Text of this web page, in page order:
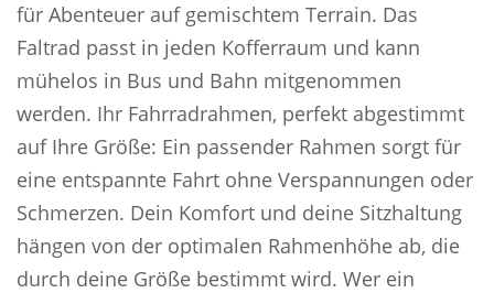
für Abenteuer auf gemischtem Terrain. Das
Faltrad passt in jeden Kofferraum und kann
mühelos in Bus und Bahn mitgenommen
werden. Ihr Fahrradrahmen, perfekt abgestimmt
auf Ihre Größe: Ein passender Rahmen sorgt für
eine entspannte Fahrt ohne Verspannungen oder
Schmerzen. Dein Komfort und deine Sitzhaltung
hängen von der optimalen Rahmenhöhe ab, die
durch deine Größe bestimmt wird. Wer ein